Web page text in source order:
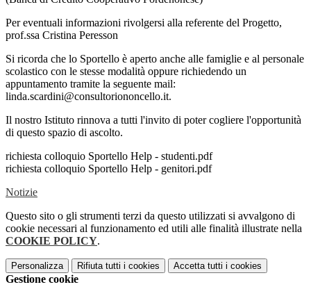
Per eventuali informazioni rivolgersi alla referente del Progetto,
prof.ssa Cristina Peresson
Si ricorda che lo Sportello è aperto anche alle famiglie e al personale
scolastico con le stesse modalità oppure richiedendo un
appuntamento tramite la seguente mail:
linda.scardini@consultoriononcello.it.
Il nostro Istituto rinnova a tutti l'invito di poter cogliere l'opportunità
di questo spazio di ascolto.
richiesta colloquio Sportello Help - studenti.pdf
richiesta colloquio Sportello Help - genitori.pdf
Notizie
Questo sito o gli strumenti terzi da questo utilizzati si avvalgono di
cookie necessari al funzionamento ed utili alle finalità illustrate nella
COOKIE POLICY.
Personalizza Rifiuta tutti i cookies Accetta tutti i cookies
Gestione cookie